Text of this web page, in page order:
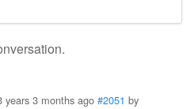
years 3 months ago #2051 by